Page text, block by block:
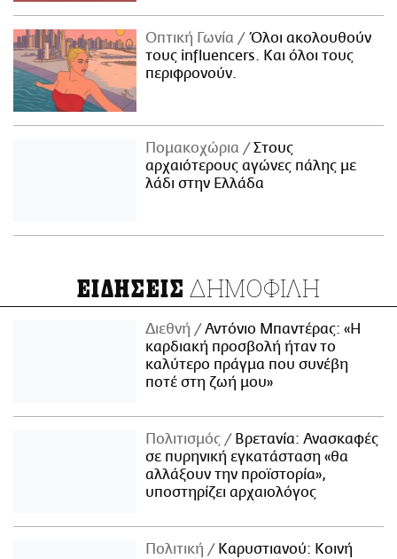
Οπτική Γωνία
Όλοι ακολουθούν
τους influencers. Και όλοι τους
περιφρονούν.
Πομακοχώρια
Στους
αρχαιότερους αγώνες πάλης με
λάδι στην Ελλάδα
ΕΙΔΗΣΕΙΣ ΔΗΜΟΦΙΛΗ
Διεθνή
Αντόνιο Μπαντέρας: «Η
καρδιακή προσβολή ήταν το
καλύτερο πράγμα που συνέβη
ποτέ στη ζωή μου»
Πολιτισμός
Βρετανία: Ανασκαφές
σε πυρηνική εγκατάσταση «θα
αλλάξουν την προϊστορία»,
υποστηρίζει αρχαιολόγος
Πολιτική
Καρυστιανού: Κοινή